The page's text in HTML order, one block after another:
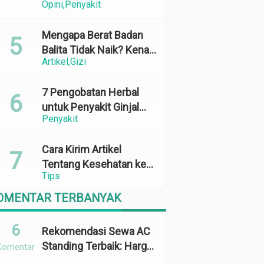
Opini Penyakit
Perubahan Cuaca yang
ArtikelGizi
Mengapa Berat Badan
Balita Tidak Naik? Kenali
Penyebab dan Solusinya
Penyakit
7 Pengobatan Herbal
untuk Penyakit Ginjal
yang Terbukti Efektif
Tips
Cara Kirim Artikel
Tentang Kesehatan ke
Media Online: 100%
TerbitTERBANYAK
Rekomendasi Sewa AC
Standing Terbaik: Harga,
6